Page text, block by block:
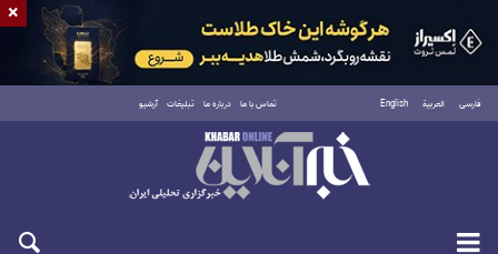
فارسی العربية English تماس با ما درباره ما تبلیغات آرشیو
شنبه ۱۷ مرداد ۱۴۰۵
×